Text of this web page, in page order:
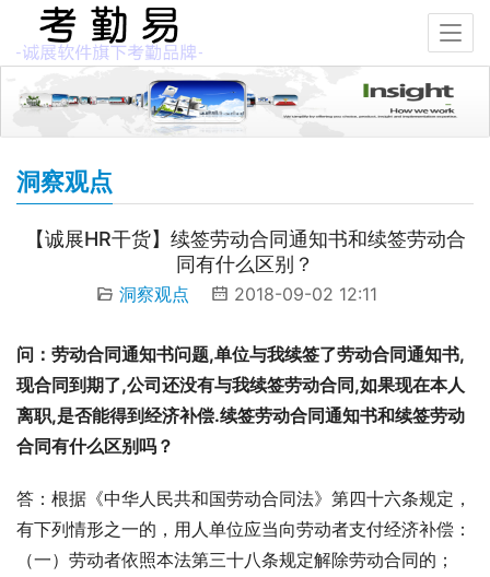
洞察观点
【诚展HR干货】续签劳动合同通知书和续签劳动合
同有什么区别？
洞察观点 2018-09-02 12:11
问：劳动合同通知书问题,单位与我续签了劳动合同通知书,
现合同到期了,公司还没有与我续签劳动合同,如果现在本人
离职,是否能得到经济补偿.续签劳动合同通知书和续签劳动
合同有什么区别吗？
答：根据《中华人民共和国劳动合同法》第四十六条规定，
有下列情形之一的，用人单位应当向劳动者支付经济补偿：
（一）劳动者依照本法第三十八条规定解除劳动合同的；